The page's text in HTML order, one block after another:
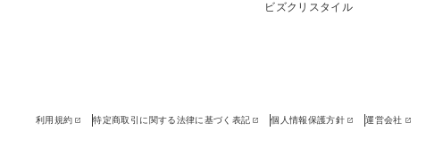
ビズクリスタイル
利用規約 open_in_new 特定商取引に関する法律に基づく表記 open_in_new 個人情報保護方針 open_in_new 運営会社 open_in_new